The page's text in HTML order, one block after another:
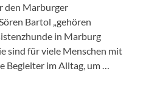
den Marburger
Bartol „gehören
in Marburg
sind für viele Menschen mit
im Alltag, um …